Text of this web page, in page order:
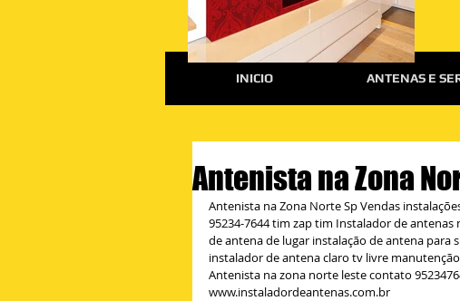
INICIO ANTENAS E
Antenista na Zona
Antenista na Zona Norte Sp Vendas
95234-7644 tim zap tim Instalador de
de antena de lugar instalação de antena para
instalador de antena claro tv livre
Antenista na zona norte leste contato
www.instaladordeantenas.com.br